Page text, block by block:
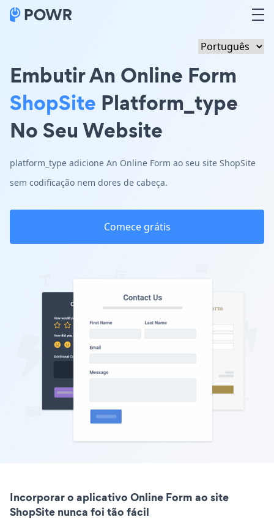
Embutir An Online Form
ShopSite Platform_type
No Seu Website
platform_type adicione An Online Form ao seu site ShopSite
sem codificação nem dores de cabeça.
Comece grátis
Incorporar o aplicativo Online Form ao site
ShopSite nunca foi tão fácil